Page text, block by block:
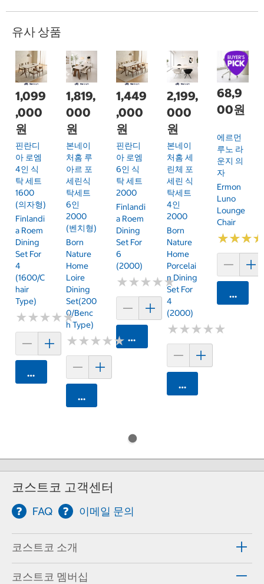
유사 상품
1,099
,000
원
핀란디
아 로엠
4인 식
탁 세트
1600
(의자형)
Finlandi
A Roem
Dining
Set For
4
(1600/C
Hair
Type)
★★★★★
★★★★★
카트에 담기
1,819,
000
원
본네이
처홈 루
아르 포
세린식
탁세트
6인
2000
(벤치형)
Born
Nature
Home
Loire
Dining
Set(200
0/Benc
H Type)
★★★★★
★★★★★
카트에 담기
1,449
,000
원
핀란디
아 로엠
6인 식
탁 세트
2000
Finlandi
A Roem
Dining
Set For
6
(2000)
★★★★★
★★★★★
카트에 담기
2,199,
000
원
본네이
처홈 세
린체 포
세린 식
탁세트
4인
2000
Born
Nature
Home
Porcelai
N Dining
Set For
4
(2000)
★★★★★
★★★★★
카트에 담기
68,9
00원
에르먼
루노 라
운지 의
자
Ermon
Luno
Lounge
Chair
★★★
★★★
카트에
코스트코 고객센터
FAQ 이메일 문의
코스트코 소개
코스트코 멤버십